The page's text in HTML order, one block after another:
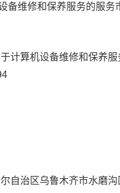
备维修和保养服务的服务
计算机设备维修和保养
自治区乌鲁木齐市水磨沟